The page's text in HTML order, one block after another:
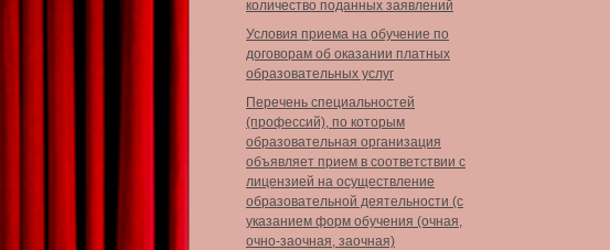
количество поданных заявлений
Условия приема на обучение по
договорам об оказании платных
образовательных услуг
Перечень специальностей
(профессий), по которым
образовательная организация
объявляет прием в соответствии с
лицензией на осуществление
образовательной деятельности (с
указанием форм обучения (очная,
очно-заочная, заочная)